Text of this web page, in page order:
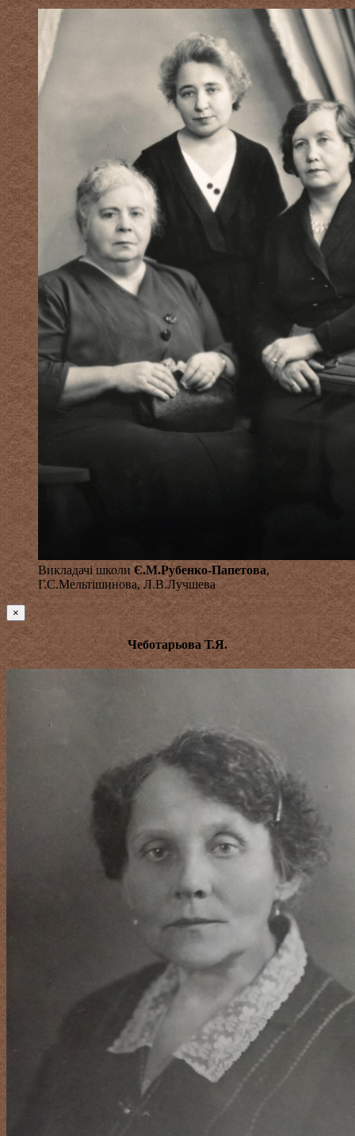
Викладачі школи Є.М.Рубенко-Папетова,
Г.С.Мельтішинова, Л.В.Лучшева
×
Чеботарьова Т.Я.